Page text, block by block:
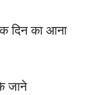
दिन का आना
जाने